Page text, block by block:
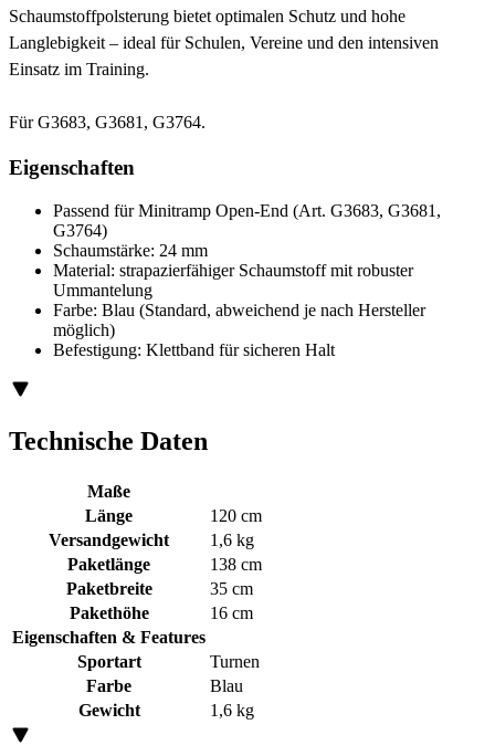
Schaumstoffpolsterung bietet optimalen Schutz und hohe
Langlebigkeit – ideal für Schulen, Vereine und den intensiven
Einsatz im Training.
Für G3683, G3681, G3764.
Eigenschaften
Passend für Minitramp Open-End (Art. G3683, G3681,
G3764)
Schaumstärke: 24 mm
Material: strapazierfähiger Schaumstoff mit robuster
Ummantelung
Farbe: Blau (Standard, abweichend je nach Hersteller
möglich)
Befestigung: Klettband für sicheren Halt
Technische Daten
Maße
Länge
120 cm
Versandgewicht
1,6 kg
Paketlänge
138 cm
Paketbreite
35 cm
Pakethöhe
16 cm
Eigenschaften & Features
Sportart
Turnen
Farbe
Blau
Gewicht
1,6 kg